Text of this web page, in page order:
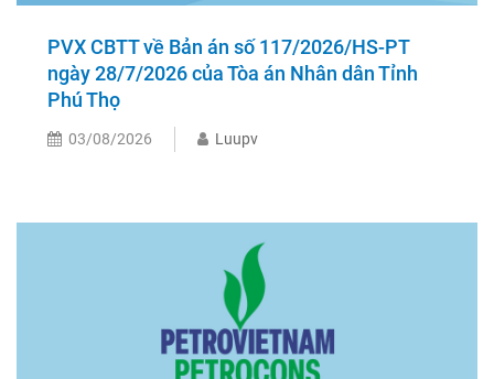
PVX CBTT về Bản án số 117/2026/HS-PT
ngày 28/7/2026 của Tòa án Nhân dân Tỉnh
Phú Thọ
03/08/2026 Luupv